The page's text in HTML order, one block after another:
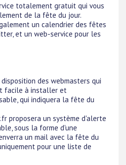
totalement gratuit qui vous
de la fête du jour.
un calendrier des fêtes
et un web-service pour les
des webmasters qui
facile à installer et
qui indiquera la fête du
proposera un système d'alerte
sous la forme d'une
un mail avec la fête du
pour une liste de